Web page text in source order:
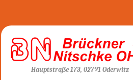
Hauptstraße 173, 02791 Oderwitz